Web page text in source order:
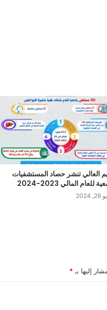
العالي تنشر حصاد المستشفيات
للعام المالي 2023-2024
إليها بـ *